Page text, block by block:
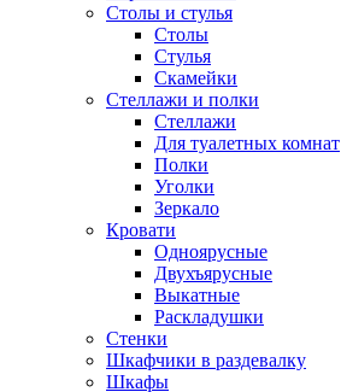
Столы и стулья
Столы
Стулья
Скамейки
Стеллажи и полки
Стеллажи
Для туалетных комнат
Полки
Уголки
Зеркало
Кровати
Одноярусные
Двухъярусные
Выкатные
Раскладушки
Стенки
Шкафчики в раздевалку
Шкафы